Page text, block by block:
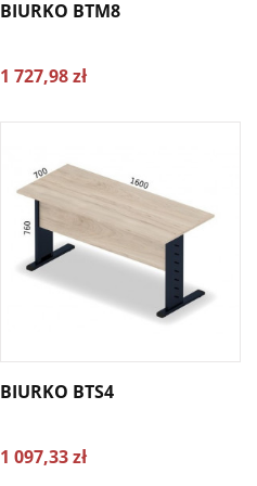
BIURKO BTM8
1 727,98 zł
BIURKO BTS4
1 097,33 zł